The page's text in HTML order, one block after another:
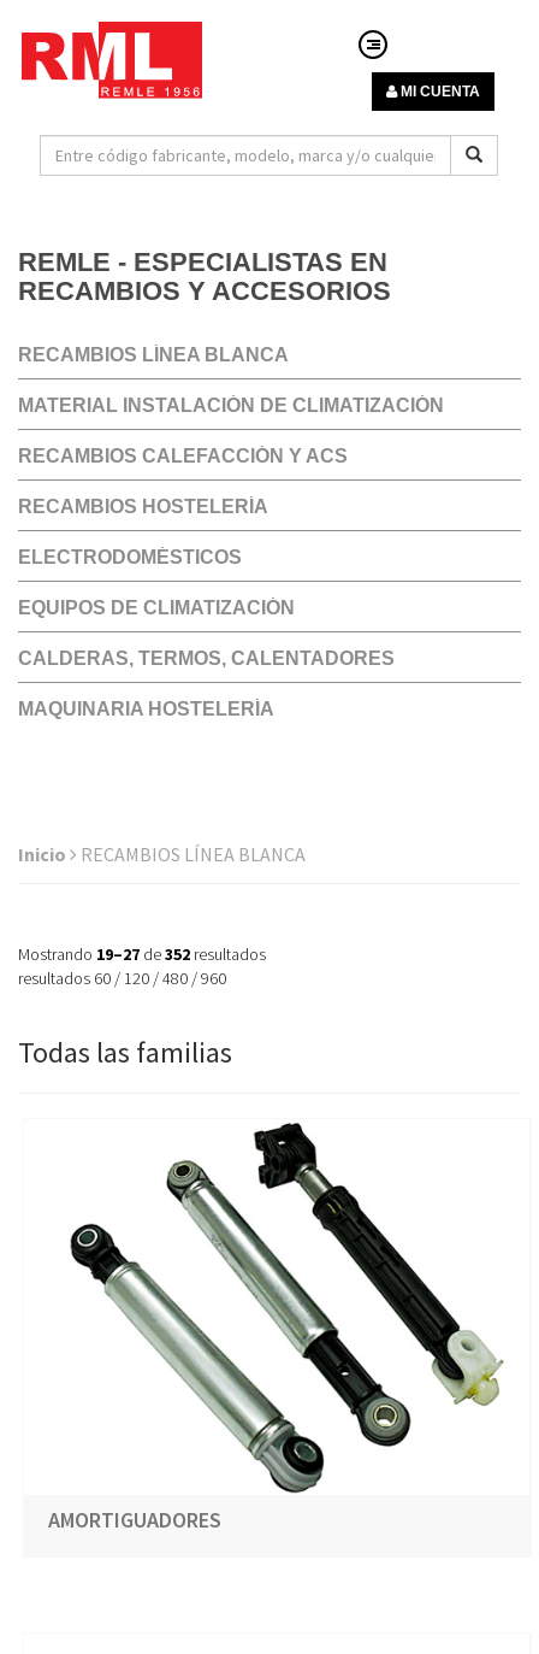
MI CUENTA
REMLE - ESPECIALISTAS EN
RECAMBIOS Y ACCESORIOS
RECAMBIOS LÍNEA BLANCA
MATERIAL INSTALACIÓN DE CLIMATIZACIÓN
RECAMBIOS CALEFACCIÓN Y ACS
RECAMBIOS HOSTELERÍA
ELECTRODOMÉSTICOS
EQUIPOS DE CLIMATIZACIÓN
CALDERAS, TERMOS, CALENTADORES
MAQUINARIA HOSTELERÍA
Inicio RECAMBIOS LÍNEA BLANCA
Mostrando 19–27 de352 resultados
resultados 60 / 120 /480 /960
Todas las familias
AMORTIGUADORES